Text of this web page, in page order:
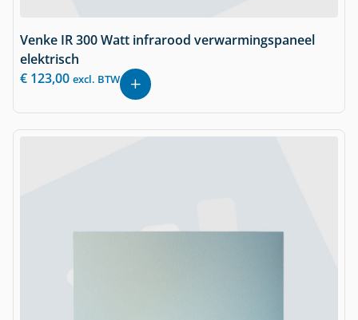
Venke IR 300 Watt infrarood verwarmingspaneel
elektrisch
€ 123,00 excl. BTW